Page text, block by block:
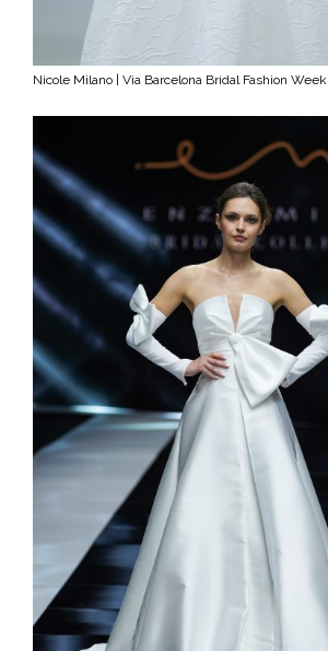
Nicole Milano | Via Barcelona Bridal Fashion Week